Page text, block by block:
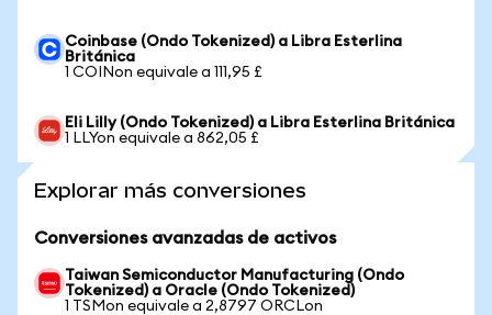
Coinbase (Ondo Tokenized) a Libra Esterlina
Británica
1 COINon equivale a 111,95 £
Eli Lilly (Ondo Tokenized) a Libra Esterlina Británica
1 LLYon equivale a 862,05 £
Explorar más conversiones
Conversiones avanzadas de activos
Taiwan Semiconductor Manufacturing (Ondo
Tokenized) a Oracle (Ondo Tokenized)
1 TSMon equivale a 2,8797 ORCLon